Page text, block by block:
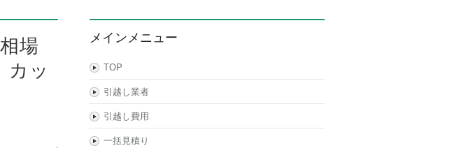
場
カッ
メインメニュー
TOP
引越し業者
引越し費用
一括見積り